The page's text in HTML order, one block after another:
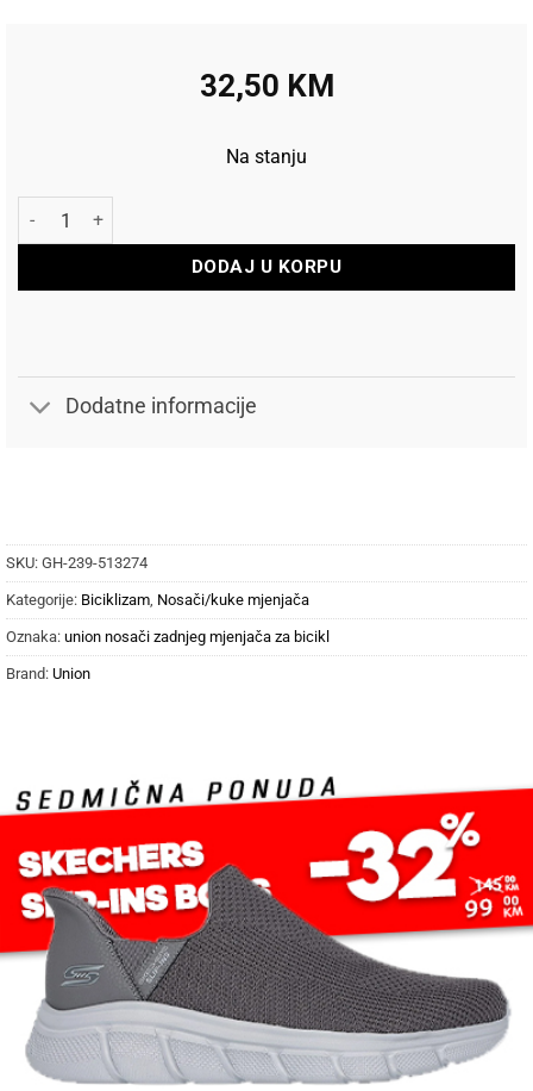
32,50 KM
Na stanju
Union nosač zadnjeg mjenjača GH-239 količina
DODAJ U KORPU
Dodatne informacije
SKU: GH-239-513274
Kategorije: Biciklizam Nosači/kuke mjenjača
Oznaka: union nosači zadnjeg mjenjača za bicikl
Brand: Union